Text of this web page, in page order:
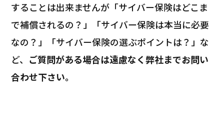
することは出来ませんが「サイバー保険はどこま
で補償されるの？」「サイバー保険は本当に必要
なの？」「サイバー保険の選ぶポイントは？」な
ど、 ご質問がある場合は遠慮なく弊社までお問い
合わせ下さい。